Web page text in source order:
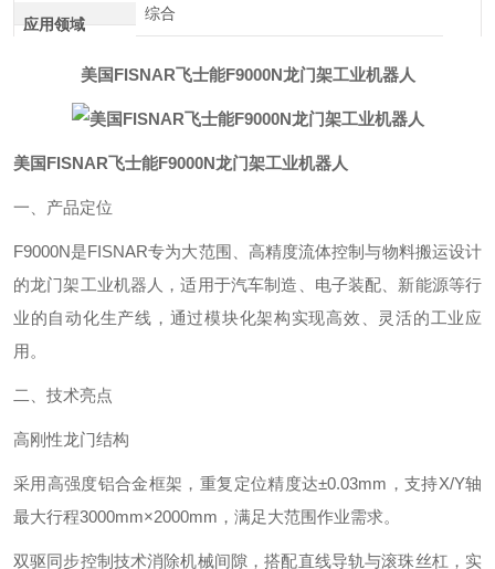
应用领域
综合
美国FISNAR飞士能F9000N龙门架工业机器人
美国FISNAR飞士能F9000N龙门架工业机器人
一、产品定位‌
F9000N是FISNAR专为‌大范围、高精度流体控制与物料搬运‌设计
的龙门架工业机器人，适用于汽车制造、电子装配、新能源等行
业的自动化生产线，通过模块化架构实现高效、灵活的工业应
用。
二、技术亮点‌
高刚性龙门结构‌
采用高强度铝合金框架，重复定位精度达±0.03mm，支持X/Y轴
最大行程3000mm×2000mm，满足大范围作业需求。
双驱同步控制技术消除机械间隙，搭配直线导轨与滚珠丝杠，实